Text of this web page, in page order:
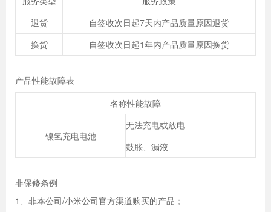
退货
自签收次日起7天内产品质量原因退货
换货
自签收次日起1年内产品质量原因换货
产品性能故障表
名称性能故障
镍氢充电电池
无法充电或放电
鼓胀、漏液
非保修条例
1、非本公司/小米公司官方渠道购买的产品；